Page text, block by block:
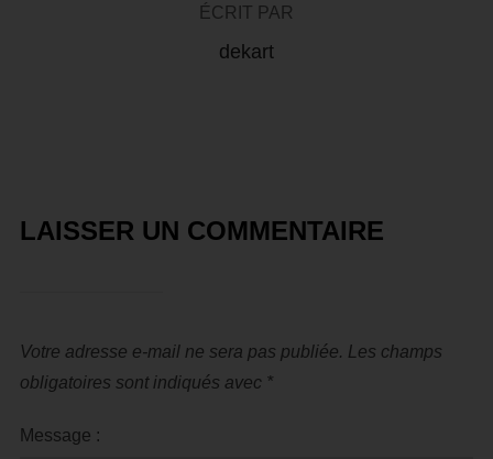
ÉCRIT PAR
dekart
LAISSER UN COMMENTAIRE
Votre adresse e-mail ne sera pas publiée. Les champs
obligatoires sont indiqués avec *
Message :